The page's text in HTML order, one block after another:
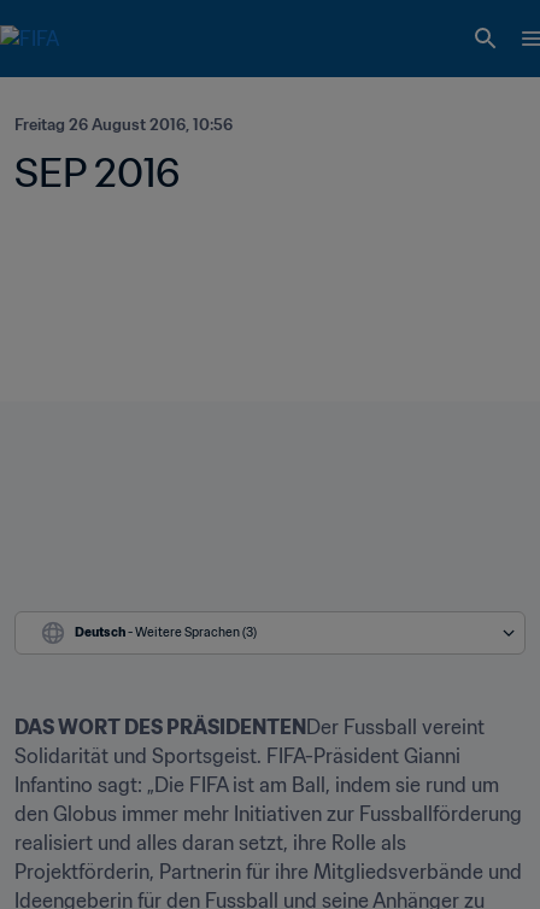
Freitag 26 August 2016, 10:56
SEP 2016
Deutsch - Weitere Sprachen (3)
DAS WORT DES PRÄSIDENTEN Der Fussball vereint
Solidarität und Sportsgeist. FIFA-Präsident Gianni
Infantino sagt: „Die FIFA ist am Ball, indem sie rund um
den Globus immer mehr Initiativen zur Fussballförderung
realisiert und alles daran setzt, ihre Rolle als
Projektförderin, Partnerin für ihre Mitgliedsverbände und
Ideengeberin für den Fussball und seine Anhänger zu